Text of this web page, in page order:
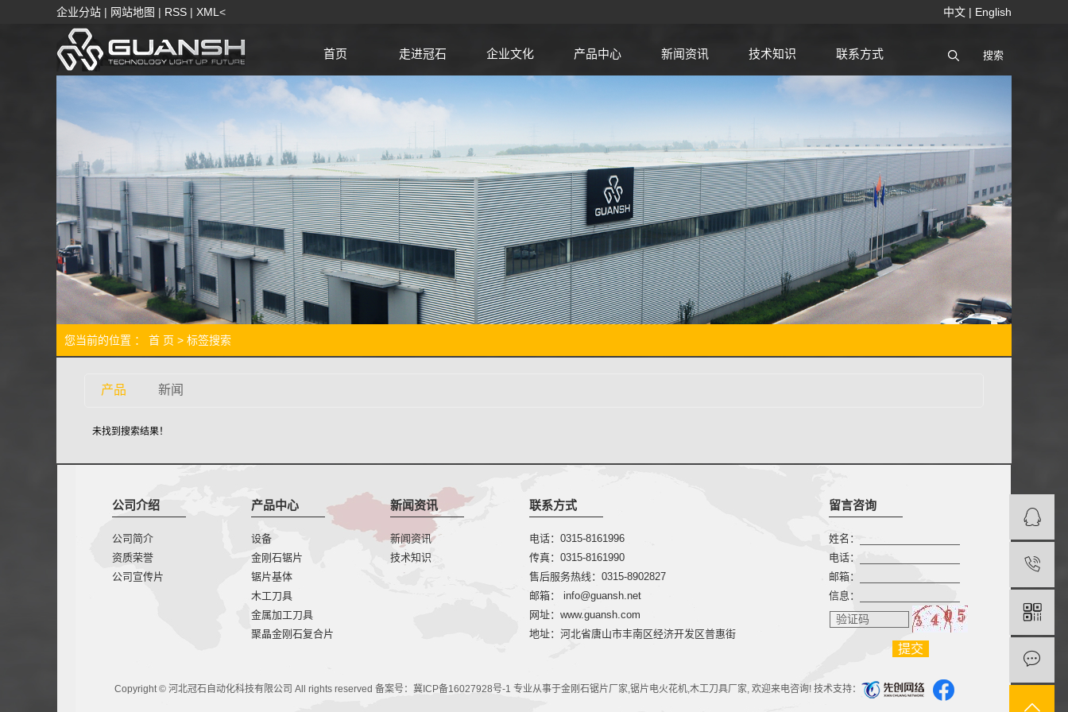
企业分站 | 网站地图 | RSS | XML < 中文 | English
首页 走进冠石 企业文化 产品中心
锯片基体
木工刀具
金属加工刀具
聚晶金刚石复合
片
新闻资讯 技术知识 联系方式
您当前的位置 ： 首 页 > 标签搜索
产品 新闻
未找到搜索结果！
公司介绍
公司简介
资质荣誉
公司宣传片
产品中心
设备
金刚石锯片
锯片基体
木工刀具
金属加工刀具
聚晶金刚石复合片
新闻资讯
新闻资讯
技术知识
联系方式
电话：0315-8161996
传真：0315-8161990
售后服务热线：0315-8902827
邮箱： info@guansh.net
网址：www.guansh.com
地址：河北省唐山市丰南区经济开发区普惠街
留言咨询
姓名：
电话：
邮箱：
信息：
验证码
Copyright © 河北冠石自动化科技有限公司 All rights reserved 备案号： 冀ICP备16027928号-1 专业从事于金刚石锯片厂家,锯片电火花机,木工刀具厂家, 欢迎来电咨询! 技术支持：